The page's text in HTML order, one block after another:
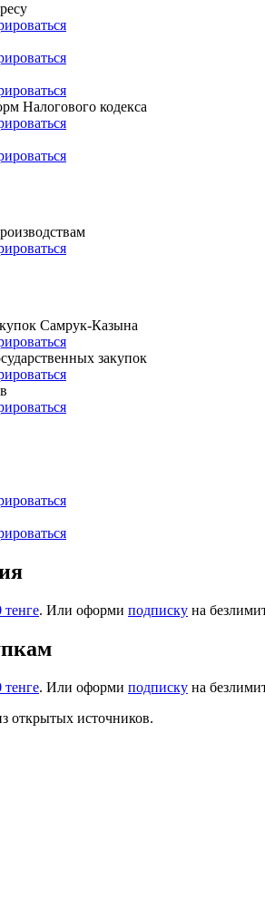
Налогового кодекса
Самрук-Казына
закупок
тенге. Или оформи подписку на
тенге. Или оформи подписку на
открытых источников.